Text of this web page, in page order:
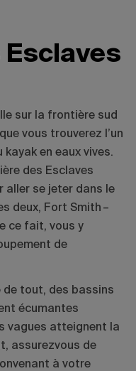
Esclaves
sur la frontière sud
vous trouverez l’un
en eaux vives.
des Esclaves
aller se jeter dans le
deux, Fort Smith –
ce fait, vous y
de
de tout, des bassins
écumantes
vagues atteignent la
assurezvous de
à votre